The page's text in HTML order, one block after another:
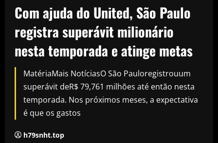
Com ajuda do United, São Paulo
registra superávit milionário
nesta temporada e atinge metas
MatériaMais NotíciasO São Pauloregistrouum
superávit deR$ 79,761 milhões até então nesta
temporada. Nos próximos meses, a expectativa
é que os gastos
h79snht.top